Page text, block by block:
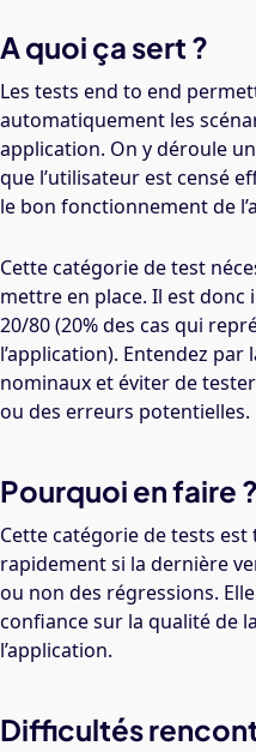
A quoi ça sert ?
Les tests end to end
automatiquement les
application. On y déroule
que l’utilisateur est censé
le bon fonctionnement de
Cette catégorie de test
mettre en place. Il est
20/80 (20% des cas qui
l’application). Entendez par
nominaux et éviter de
ou des erreurs potentielles.
Pourquoi en faire ?
Cette catégorie de tests
rapidement si la dernière
ou non des régressions.
confiance sur la qualité de
l’application.
Difficultés